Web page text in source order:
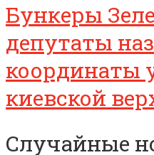
Бункеры
депутаты
координаты
киевской
Случайные